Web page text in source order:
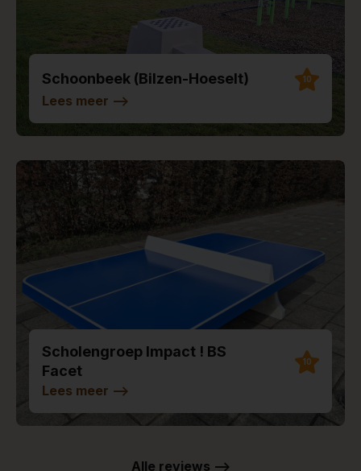
Schoonbeek (Bilzen-Hoeselt) 10
Lees meer -->
Scholengroep Impact ! BS
Facet
10
Lees meer -->
Alle reviews -->